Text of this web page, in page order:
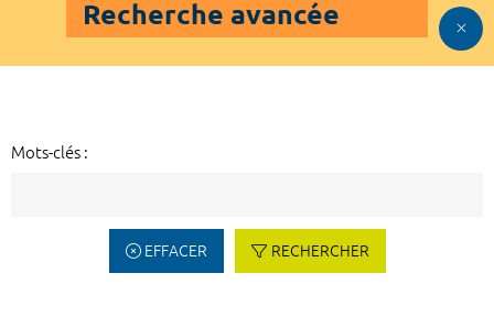
Recherche avancée
Mots-clés :
EFFACER RECHERCHER